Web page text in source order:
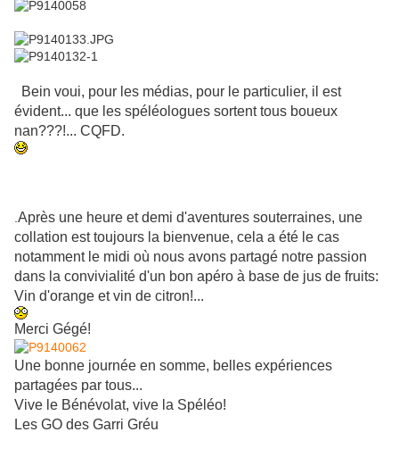
Bein voui, pour les médias, pour le particulier, il est
évident... que les spéléologues sortent tous boueux
nan???!... CQFD.
Après une heure et demi d'aventures souterraines, une
collation est toujours la bienvenue, cela a été le cas
notamment le midi où nous avons partagé notre passion
dans la convivialité d'un bon apéro à base de jus de fruits:
Vin d'orange et vin de citron!...
Merci Gégé!
Une bonne journée en somme, belles expériences
partagées par tous...
Vive le Bénévolat, vive la Spéléo!
Les GO des Garri Gréu